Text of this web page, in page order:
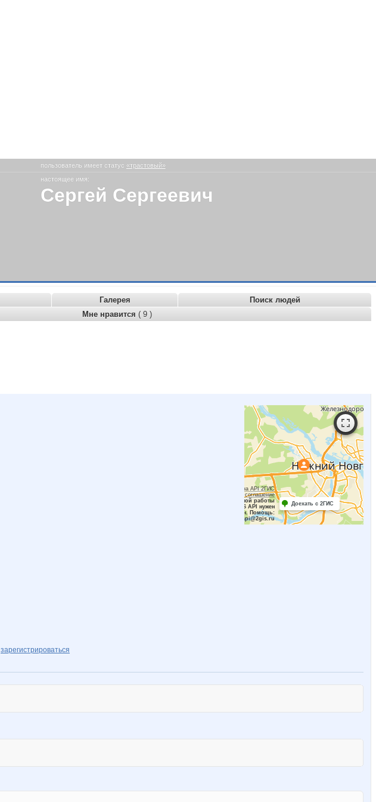
пользователь имеет статус «трастовый»
настоящее имя:
Сергей Сергеевич
Галерея
Поиск людей
Мне нравится ( 9 )
Работает на API 2ГИС
Лицензионное соглашение
Для корректной работы
Raster JS API нужен
ключ. Помощь:
api@2gis.ru
Доехать с 2ГИС
зарегистрироваться